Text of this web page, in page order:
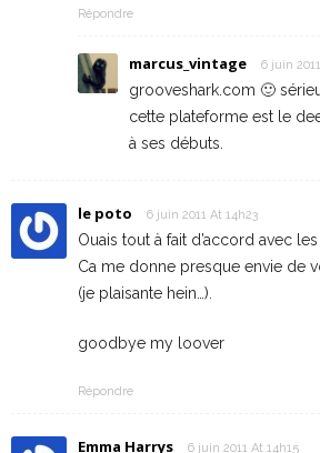
Répondre
marcus_vintage 6 juin
grooveshark.com 🙂
cette plateforme est le
à ses débuts.
le poto 6 juin 2011 At 14h23
Ouais tout à fait d’accord avec les
Ca me donne presque envie de
(je plaisante hein…).
goodbye my loover
Répondre
Emma Harrys 6 juin 2011 At 14h15